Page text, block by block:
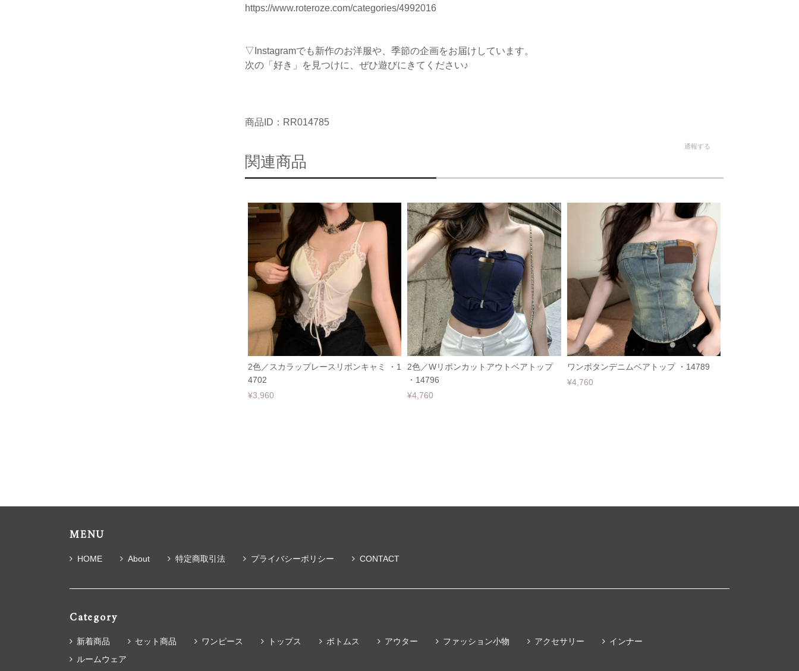
https://www.roteroze.com/categories/4992016
▽Instagramでも新作のお洋服や、季節の企画をお届けしています。
次の「好き」を見つけに、ぜひ遊びにきてください♪
商品ID：RR014785
通報する
関連商品
2色／スカラップレースリボンキャミ ・1
4702
¥3,960
2色／Wリボンカットアウトベアトップ
・14796
¥4,760
ワンボタンデニムベアトップ ・14789
¥4,760
MENU
HOME About 特定商取引法 プライバシーポリシー CONTACT
Category
新着商品 セット商品 ワンピース トップス ボトムス アウター ファッション小物 アクセサリー
インナー
ルームウェア